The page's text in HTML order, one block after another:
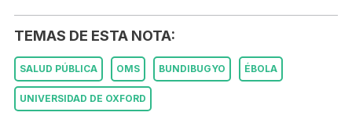
TEMAS DE ESTA NOTA:
SALUD PÚBLICA OMS BUNDIBUGYO ÉBOLA
UNIVERSIDAD DE OXFORD